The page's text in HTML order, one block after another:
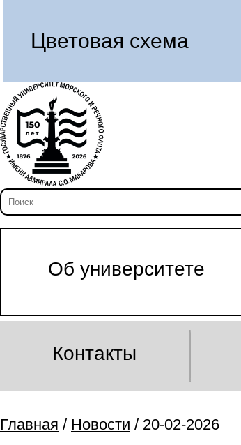
Цветовая схема
Об университете
Контакты
Главная / Новости / 20-02-2026